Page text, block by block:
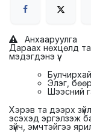
Анхааруулга
Дараах нөхцөлд
мэдэгдэнэ үү:
Элэг,
Шээсний
Хэрэв та дээрх
эсэхэд эргэлзэж
зүйч, эмчтэйгээ